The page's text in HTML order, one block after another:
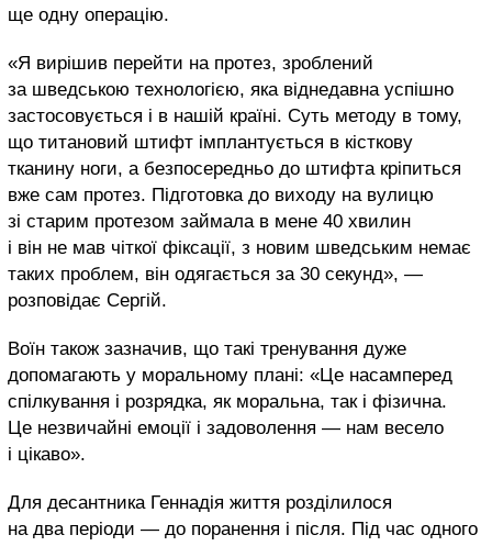
ще одну операцію.
«Я вирішив перейти на протез, зроблений
за шведською технологією, яка віднедавна успішно
застосовується і в нашій країні. Суть методу в тому,
що титановий штифт імплантується в кісткову
тканину ноги, а безпосередньо до штифта кріпиться
вже сам протез. Підготовка до виходу на вулицю
зі старим протезом займала в мене 40 хвилин
і він не мав чіткої фіксації, з новим шведським немає
таких проблем, він одягається за 30 секунд», —
розповідає Сергій.
Воїн також зазначив, що такі тренування дуже
допомагають у моральному плані: «Це насамперед
спілкування і розрядка, як моральна, так і фізична.
Це незвичайні емоції і задоволення — нам весело
і цікаво».
Для десантника Геннадія життя розділилося
на два періоди — до поранення і після. Під час одного